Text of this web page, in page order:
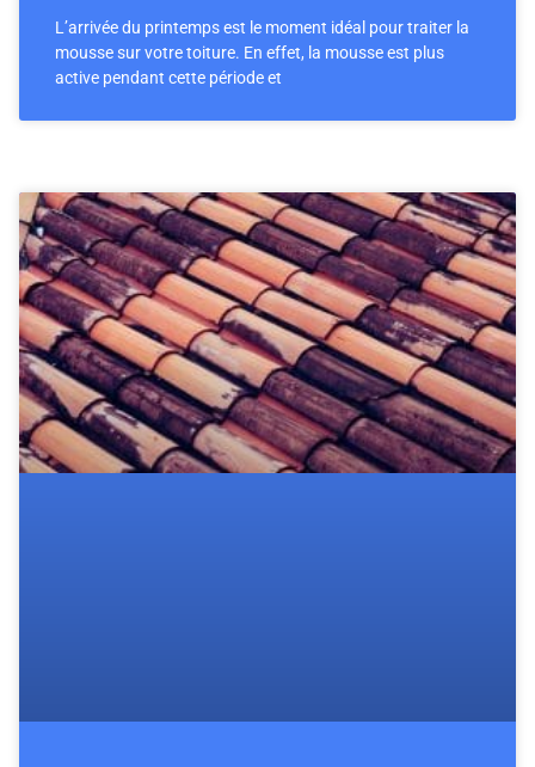
L’arrivée du printemps est le moment idéal pour traiter la
mousse sur votre toiture. En effet, la mousse est plus
active pendant cette période et